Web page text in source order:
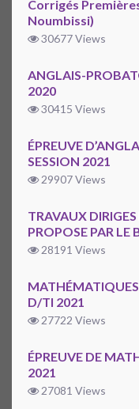
Corrigés
Noumbissi)
30677 Views
ANGLAIS-
2020
30415 Views
ÉPREUVE
SESSION 2021
29907 Views
TRAVAUX
PROPOSE PAR LE
28191 Views
D/TI 2021
27722 Views
ÉPREUVE DE
2021
27081 Views